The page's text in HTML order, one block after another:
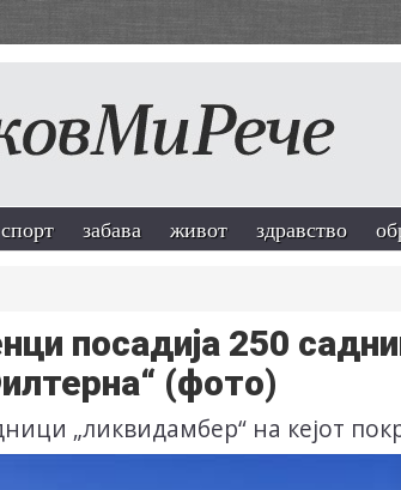
спорт забава живот здравство
посадија 250
(фото)
„ликвидамбер“ на кејот